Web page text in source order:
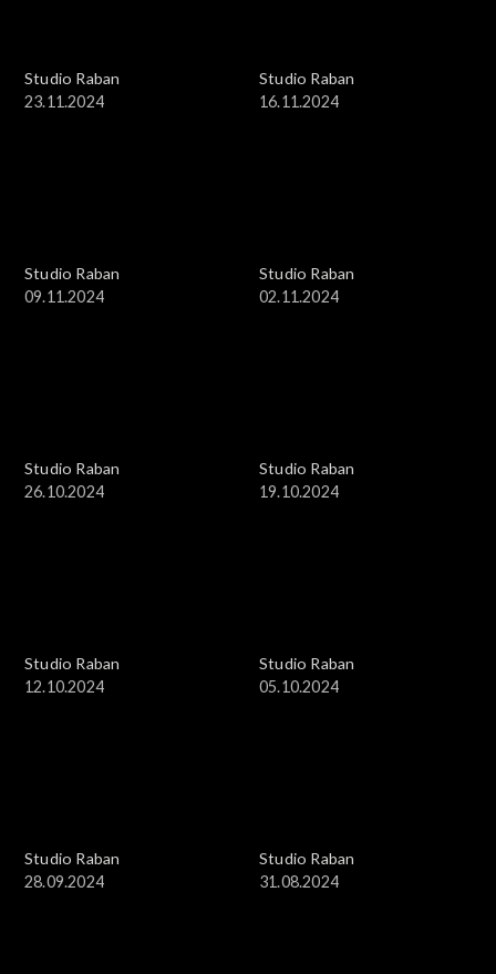
Studio Raban
23.11.2024
Studio Raban
16.11.2024
Studio Raban
09.11.2024
Studio Raban
02.11.2024
Studio Raban
26.10.2024
Studio Raban
19.10.2024
Studio Raban
12.10.2024
Studio Raban
05.10.2024
Studio Raban
28.09.2024
Studio Raban
31.08.2024